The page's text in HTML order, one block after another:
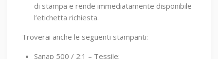
di stampa e rende immediatamente disponibile
l’etichetta richiesta.
Troverai anche le seguenti stampanti:
Sanap 500 / 2:1 – Tessile;